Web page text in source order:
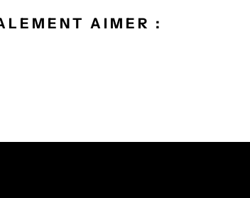
AIMER :